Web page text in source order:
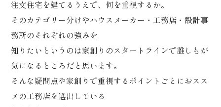
注文住宅を建てるうえで、何を重視するか。
そのカテゴリー分けやハウスメーカー・工務店・設計事
務所のそれぞれの強みを
知りたいというのは家創りのスタートラインで誰しもが
気になるところだと思います。
そんな疑問点や家創りで重視するポイントごとにおスス
メの工務店を選出している